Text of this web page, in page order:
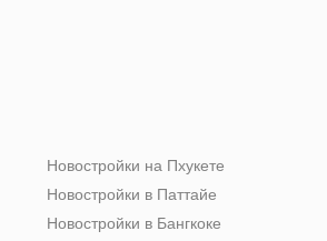
Новостройки на Пхукете
Новостройки в Паттайе
Новостройки в Бангкоке